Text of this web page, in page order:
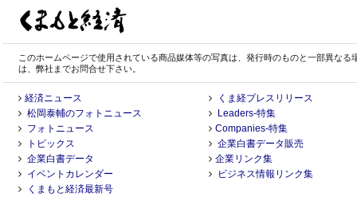
このホームページで使用されている商品媒体等の写真は、発行時のものと一部異な
は、弊社までお問合せ下さい。
経済ニュース
松岡泰輔のフォトニュース
フォトニュース
トピックス
企業白書データ
イベントカレンダー
くまもと経済最新号
くま経プレスリリース
Leaders-特集
Companies-特集
企業白書データ販売
企業リンク集
ビジネス情報リンク集